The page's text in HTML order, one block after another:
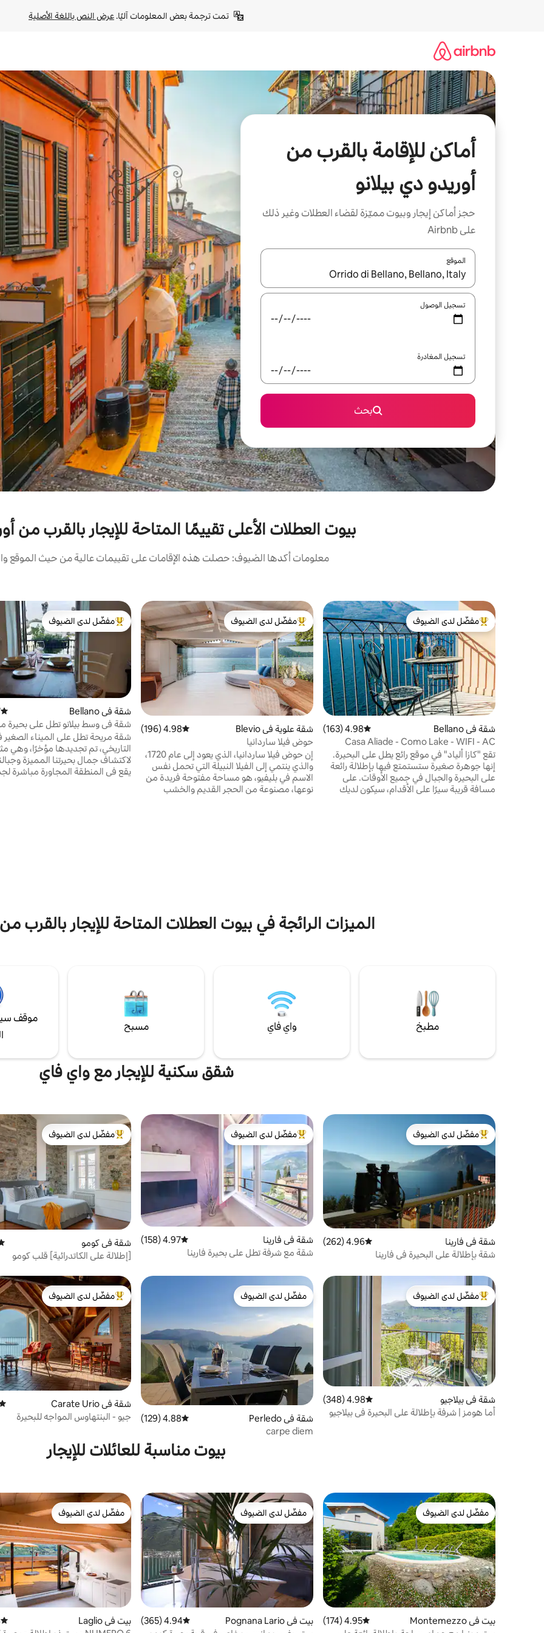
تمت ترجمة بعض المعلومات آليًا. عرض النص باللغة الأصلية
أماكن للإقامة بالقرب من
أوريدو دي بيلانو
حجز أماكن إيجار وبيوت مميّزة لقضاء العطلات وغير ذلك
على Airbnb
الموقع
عند توفر النتائج، انتقل باستخدام السهمين لأعلى ولأسفل أو استكشف عن طريق اللمس أو السحب.
تسجيل الوصول
تسجيل المغادرة
بحث
بيوت العطلات الأعلى تقييمًا المتاحة للإيجار بالقرب من
معلومات أكدها الضيوف: حصلت هذه الإقامات على تقييمات عالية من حيث الموقع
من أبرز البيوت المفضّلة لدى الضيوف
مفضّل لدى الضيوف
شقة في Bellano متوسط التقييم 4.98 من 5، 163 مراجعات
4.98 (163)
Casa Aliade - Como Lake - WIFI - AC
تقع "كازا ألياد" في موقع رائع يطل على البحيرة.
إنها جوهرة صغيرة ستستمتع فيها بإطلالة رائعة
على البحيرة والجبال في جميع الأوقات. على
مسافة قريبة سيرًا على الأقدام، سيكون لديك
من أبرز البيوت المفضّلة لدى الضيوف
مفضّل لدى الضيوف
شقة علوية في Blevio متوسط التقييم 4.98 من 5، 196 مراجعات
4.98 (196)
حوض فيلا ساردانيا
إن حوض فيلا ساردانيا، الذي يعود إلى عام 1720،
والذي ينتمي إلى الفيلا النبيلة التي تحمل نفس
الاسم في بليفيو، هو مساحة مفتوحة فريدة من
نوعها، مصنوعة من الحجر القديم والخشب
من أبرز البيوت المفضّلة لدى الضيوف
مفضّل لدى الضيوف
شقة في Bellano
شقة في وسط بيلانو تطل على بحيرة
شقة مريحة تطل على الميناء الصغير
التاريخي، تم تجديدها مؤخرًا، وهي
لاكتشاف جمال بحيرتنا المميزة
يقع في المنطقة المجاورة مباشرة
الميزات الرائجة في بيوت العطلات المتاحة للإيجار بالقرب
مطبخ واي فاي مسبح
موقف
شقق سكنية للإيجار مع واي فاي
من أبرز البيوت المفضّلة لدى الضيوف
مفضّل لدى الضيوف
شقة في فارينا متوسط التقييم 4.96 من 5، 262 مراجعات
4.96 (262)
شقة بإطلالة على البحيرة في فارينا
من أبرز البيوت المفضّلة لدى الضيوف
مفضّل لدى الضيوف
شقة في فارينا متوسط التقييم 4.97 من 5، 158 مراجعات
4.97 (158)
شقة مع شرفة تطل على بحيرة فارينا
من أبرز البيوت المفضّلة لدى الضيوف
مفضّل لدى الضيوف
شقة في كومو
[إطلالة على الكاتدرائية] قلب كومو
من أبرز البيوت المفضّلة لدى الضيوف
مفضّل لدى الضيوف
شقة في بيلاجيو متوسط التقييم 4.98 من 5، 348 مراجعات
4.98 (348)
أما هومز | شرفة بإطلالة على البحيرة في بيلاجيو
مفضّل لدى الضيوف
مفضّل لدى الضيوف
شقة في Perledo متوسط التقييم 4.88 من 5، 129 مراجعات
4.88 (129)
carpe diem
من أبرز البيوت المفضّلة لدى الضيوف
مفضّل لدى الضيوف
شقة في Carate Urio
جيو - البنتهاوس المواجه للبحيرة
بيوت مناسبة للعائلات للإيجار
مفضّل لدى الضيوف
مفضّل لدى الضيوف
بيت في Montemezzo متوسط التقييم 4.95 من 5، 174 مراجعات
4.95 (174)
مفضّل لدى الضيوف
مفضّل لدى الضيوف
بيت في Pognana Lario متوسط التقييم 4.94 من 5، 365 مراجعات
4.94 (365)
مفضّل لدى الضيوف
مفضّل لدى الضيوف
بيت في Laglio